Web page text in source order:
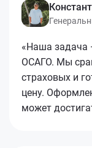
«Наша задача
ОСАГО. Мы
страховых и
цену.
может